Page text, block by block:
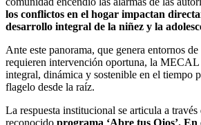
los conflictos en el hogar impactan
desarrollo integral de la niñez y la
Ante este panorama, que genera entornos
requieren intervención oportuna, la MECAL
integral, dinámica y sostenible en el tiempo
flagelo desde la raíz.
La respuesta institucional se articula a
reconocido programa ‘Abre tus Ojos’. En